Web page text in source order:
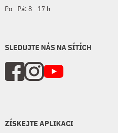
Po - Pá: 8 - 17 h
SLEDUJTE NÁS NA SÍTÍCH
ZÍSKEJTE APLIKACI